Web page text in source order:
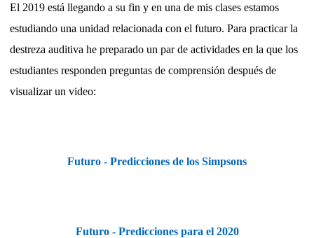
El 2019 está llegando a su fin y en una de mis clases estamos
estudiando una unidad relacionada con el futuro. Para practicar la
destreza auditiva he preparado un par de actividades en la que los
estudiantes responden preguntas de comprensión después de
visualizar un video:
Futuro - Predicciones de los Simpsons
Futuro - Predicciones para el 2020